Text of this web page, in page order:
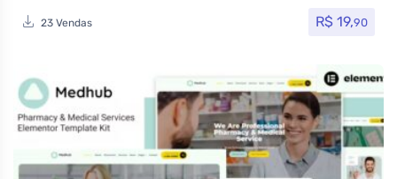
23 Vendas R$ 19,90